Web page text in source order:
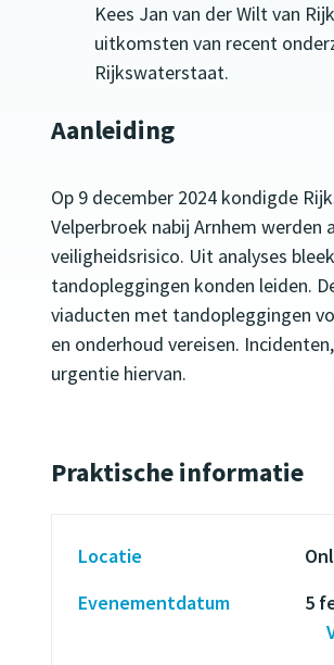
Kees Jan van der Wilt van
uitkomsten van recent
Rijkswaterstaat.
Aanleiding
Op 9 december 2024 kondigde
Velperbroek nabij Arnhem
veiligheidsrisico. Uit analyses
tandopleggingen konden leiden.
viaducten met tandopleggingen
en onderhoud vereisen.
urgentie hiervan.
Praktische informatie
Locatie
Evenementdatum
5